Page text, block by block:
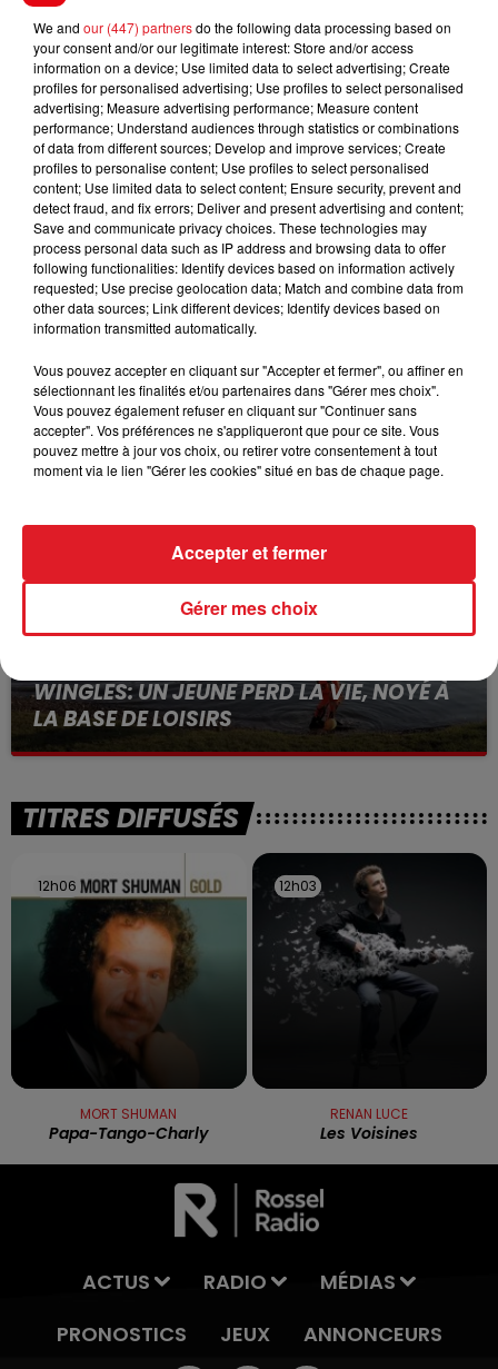
Une plainte va être déposée. Une enquête a été
ouverte.
FIL D'ACTUS
15 juillet 2026
BÉTHUNE: ENQUÊTE POUR HOMICIDE
VOLONTAIRE EN COURS, APRÈS LA...
Selon les premiers éléments, le logement servait
WINGLES: UN JEUNE PERD LA VIE, NOYÉ À
LA BASE DE LOISIRS
La victime a coulé à pic
TITRES DIFFUSÉS
12h06
12h06
MORT SHUMAN
Papa-Tango-Charly
12h03
12h03
RENAN LUCE
Les Voisines
ACTUS RADIO
MÉDIAS
PRONOSTICS
JEUX ANNONCEURS
We and our (447) partnersdo the following data processing based on
your consent and/or our legitimate interest: Store and/or access
information on a device; Use limited data to select advertising; Create
profiles for personalised advertising; Use profiles to select personalised
advertising; Measure advertising performance; Measure content
performance; Understand audiences through statistics or combinations
of data from different sources; Develop and improve services; Create
profiles to personalise content; Use profiles to select personalised
content; Use limited data to select content; Ensure security, prevent and
detect fraud, and fix errors; Deliver and present advertising and content;
Save and communicate privacy choices. These technologies may
process personal data such as IP address and browsing data to offer
following functionalities: Identify devices based on information actively
requested; Use precise geolocation data; Match and combine data from
other data sources; Link different devices; Identify devices based on
information transmitted automatically.
Vous pouvez accepter en cliquant sur "Accepter et fermer", ou affiner en
sélectionnant les finalités et/ou partenaires dans "Gérer mes choix".
Vous pouvez également refuser en cliquant sur "Continuer sans
accepter". Vos préférences ne s'appliqueront que pour ce site. Vous
pouvez mettre à jour vos choix, ou retirer votre consentement à tout
moment via le lien "Gérer les cookies" situé en bas de chaque page.
Gérer mes choix
Accepter et fermer